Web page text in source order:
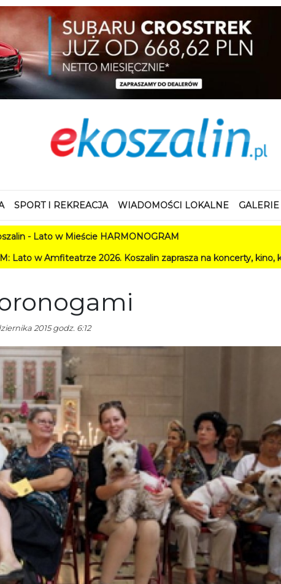
SPORT I REKREACJA WIADOMOŚCI LOKALNE GALERIE
Mieście HARMONOGRAM
2026. Koszalin zaprasza na koncerty, kino, kabarety i
2015 godz. 6:12